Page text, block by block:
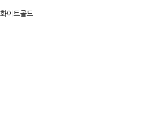
이트골드